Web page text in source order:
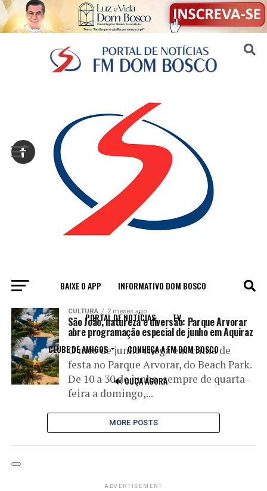
BAIXE O APP INFORMATIVO DOM BOSCO
PORTAL DE NOTÍCIAS TV
CLUBE DE AMIGOS CONHEÇA A FM DOM BOSCO
🔊 OUÇA AGORA
All posts tagged "Diversão"
CULTURA 2 meses ago
São João, natureza e diversão: Parque Arvorar
abre programação especial de junho em Aquiraz
O mês de junho chega em clima de
festa no Parque Arvorar, do Beach Park.
De 10 a 30 de junho, sempre de quarta-
feira a domingo,...
MORE POSTS
ADVERTISEMENT
Sair da versão mobile